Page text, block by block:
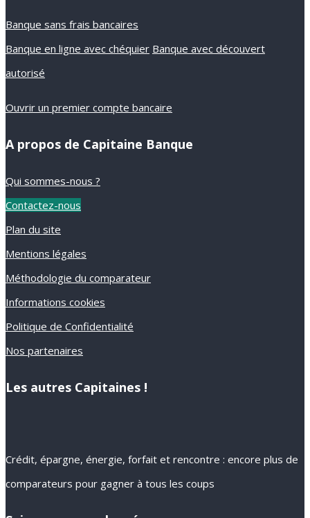
Banque sans frais bancaires
Banque en ligne avec chéquier Banque avec découvert
autorisé
Ouvrir un premier compte bancaire
A propos de Capitaine Banque
Qui sommes-nous ?
Contactez-nous
Plan du site
Mentions légales
Méthodologie du comparateur
Informations cookies
Politique de Confidentialité
Nos partenaires
Les autres Capitaines !
Crédit, épargne, énergie, forfait et rencontre : encore plus de
comparateurs pour gagner à tous les coups